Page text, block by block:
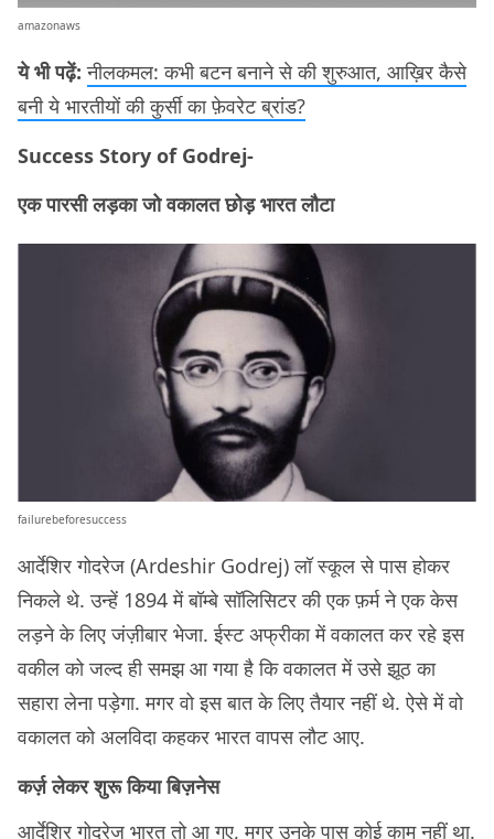
amazonaws
ये भी पढ़ें:नीलकमल: कभी बटन बनाने से की शुरुआत, आख़िर कैसे
बनी ये भारतीयों की कुर्सी का फ़ेवरेट ब्रांड?
Success Story of Godrej-
एक पारसी लड़का जो वकालत छोड़ भारत लौटा
failurebeforesuccess
आर्देशिर गोदरेज (Ardeshir Godrej) लॉ स्कूल से पास होकर
निकले थे. उन्हें 1894 में बॉम्बे सॉलिसिटर की एक फ़र्म ने एक केस
लड़ने के लिए जंज़ीबार भेजा. ईस्ट अफ्रीका में वकालत कर रहे इस
वकील को जल्द ही समझ आ गया है कि वकालत में उसे झूठ का
सहारा लेना पड़ेगा. मगर वो इस बात के लिए तैयार नहीं थे. ऐसे में वो
वकालत को अलविदा कहकर भारत वापस लौट आए.
कर्ज़ लेकर शुरू किया बिज़नेस
आर्देशिर गोदरेज भारत तो आ गए, मगर उनके पास कोई काम नहीं था.